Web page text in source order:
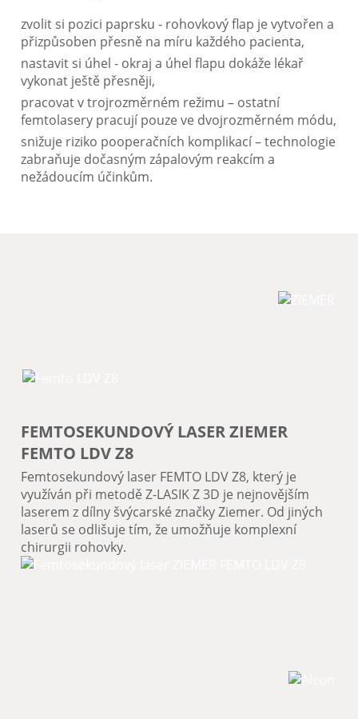
zvolit si pozici paprsku - rohovkový flap je vytvořen a
přizpůsoben přesně na míru každého pacienta,
nastavit si úhel - okraj a úhel flapu dokáže lékař
vykonat ještě přesněji,
pracovat v trojrozměrném režimu – ostatní
femtolasery pracují pouze ve dvojrozměrném módu,
snižuje riziko pooperačních komplikací – technologie
zabraňuje dočasným zápalovým reakcím a
nežádoucím účinkům.
FEMTOSEKUNDOVÝ LASER ZIEMER
FEMTO LDV Z8
Femtosekundový laser FEMTO LDV Z8, který je
využíván při metodě Z-LASIK Z 3D je nejnovějším
laserem z dílny švýcarské značky Ziemer. Od jiných
laserů se odlišuje tím, že umožňuje komplexní
chirurgii rohovky.